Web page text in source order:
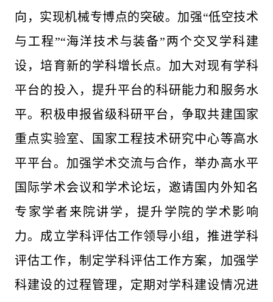
向，实现机械专博点的突破。加强“低空技术
与工程”“海洋技术与装备”两个交叉学科建
设，培育新的学科增长点。加大对现有学科
平台的投入，提升平台的科研能力和服务水
平。积极申报省级科研平台，争取共建国家
重点实验室、国家工程技术研究中心等高水
平平台。加强学术交流与合作，举办高水平
国际学术会议和学术论坛，邀请国内外知名
专家学者来院讲学，提升学院的学术影响
力。成立学科评估工作领导小组，推进学科
评估工作，制定学科评估工作方案，加强学
科建设的过程管理，定期对学科建设情况进